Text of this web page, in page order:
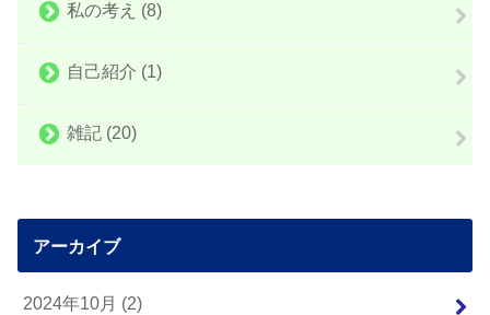
私の考え (8)
自己紹介 (1)
雑記 (20)
アーカイブ
2024年10月 (2)